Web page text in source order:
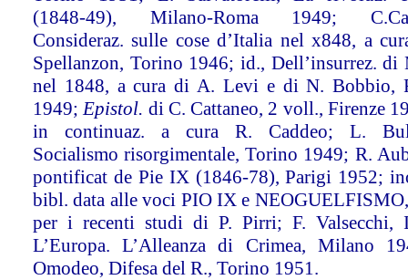
(1848-49), Milano-Roma 1949;
Consideraz. sulle cose d’Italia nel x848, a
Spellanzon, Torino 1946; id., Dell’insurrez. di
nel 1848, a cura di A. Levi e di N. Bobbio,
1949;Epistol. di C. Cattaneo, 2 voll., Firenze
in continuaz. a cura R. Caddeo; L.
Socialismo risorgimentale, Torino 1949; R.
pontificat de Pie IX (1846-78), Parigi 1952;
bibl. data alle voci PIO IX e
per i recenti studi di P. Pirri; F. Valsecchi,
L’Europa. L’Alleanza di Crimea, Milano
Omodeo, Difesa del R., Torino 1951.